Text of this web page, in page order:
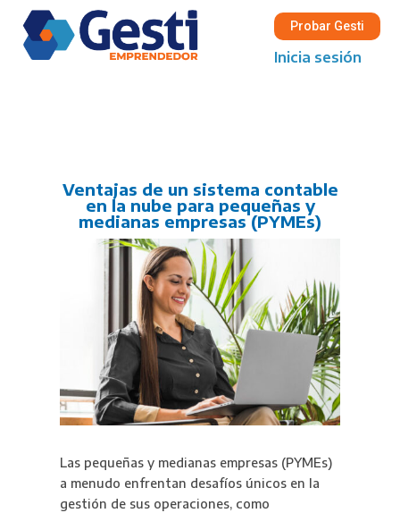
Probar Gesti
Inicia sesión
Ventajas de un sistema contable
en la nube para pequeñas y
medianas empresas (PYMEs)
Las pequeñas y medianas empresas (PYMEs)
a menudo enfrentan desafíos únicos en la
gestión de sus operaciones, como